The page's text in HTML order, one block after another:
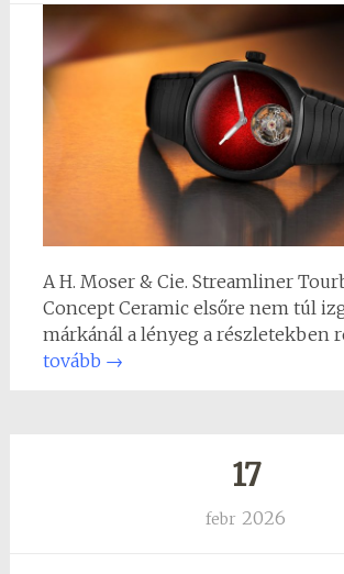
A H. Moser & Cie. Streamliner
Concept Ceramic elsőre nem túl
márkánál a lényeg a részletekben
tovább →
17
febr 2026